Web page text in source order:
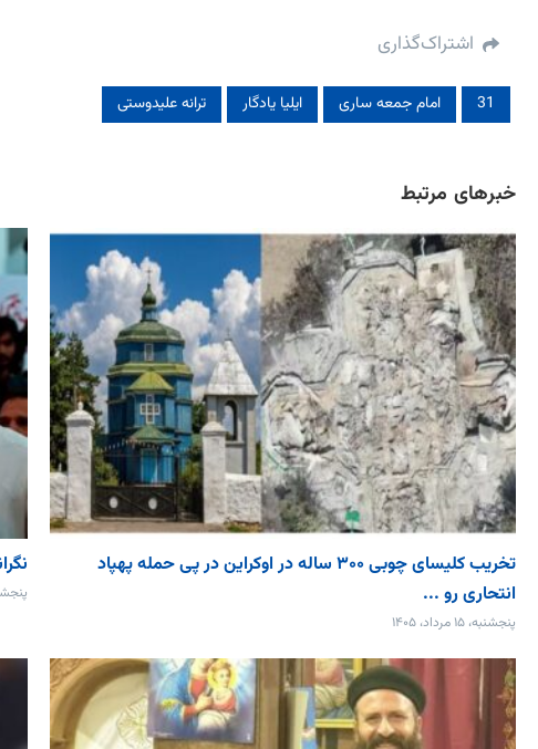
اشتراک‌گذاری
31 امام جمعه ساری ایلیا یادگار ترانه علیدوستی
خبرهای مرتبط
تخریب کلیسای چوبی ۳۰۰ ساله در اوکراین در پی حمله پهپاد
انتحاری رو ...
پنجشنبه، ۱۵ مرداد، ۱۴۰۵
پنجشنبه،